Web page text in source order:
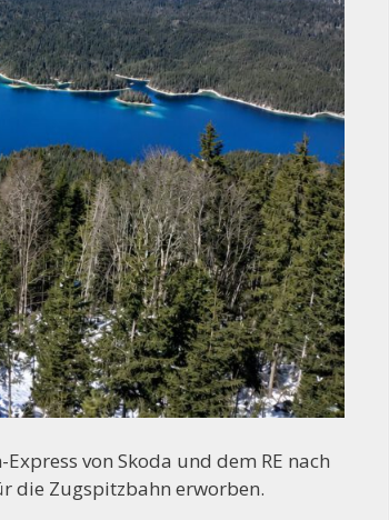
von Skoda und dem RE nach
die Zugspitzbahn erworben.